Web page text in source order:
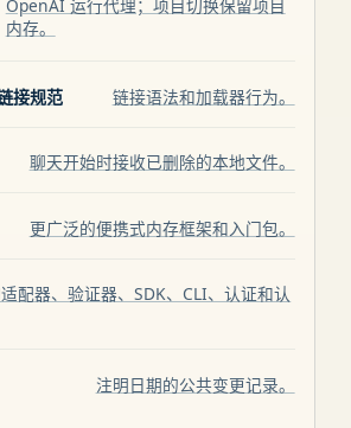
OpenAI 运行代理；项目切换保留项目
内存。
接规范 链接语法和加载器行为。
聊天开始时接收已删除的本地文件。
更广泛的便携式内存框架和入门包。
配器、验证器、SDK、CLI、认证和认
注明日期的公共变更记录。